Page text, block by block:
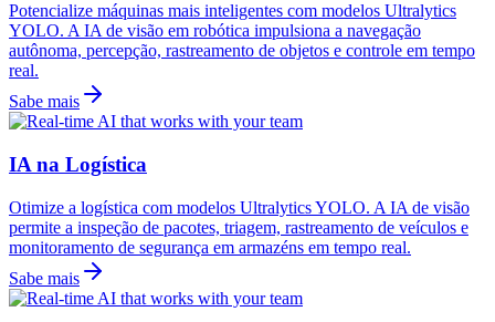
Potencialize máquinas mais inteligentes com modelos Ultralytics
YOLO. A IA de visão em robótica impulsiona a navegação
autônoma, percepção, rastreamento de objetos e controle em tempo
real.
Sabe mais
IA na Logística
Otimize a logística com modelos Ultralytics YOLO. A IA de visão
permite a inspeção de pacotes, triagem, rastreamento de veículos e
monitoramento de segurança em armazéns em tempo real.
Sabe mais